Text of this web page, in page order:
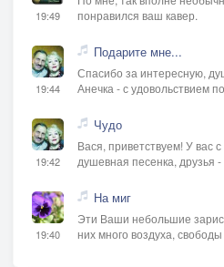
19:49
понравился ваш кавер.
19:44
Подарите мне...
Спасибо за интересную,
Анечка - с удовольствием
19:42
Чудо
Вася, приветствуем! У вас
душевная песенка, друзья
19:40
На миг
Эти Ваши небольшие
них много воздуха,